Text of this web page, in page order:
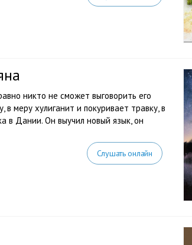
никто не сможет выговорить его
меру хулиганит и покуривает травку, в
в Дании. Он выучил новый язык, он
Слушать онлайн